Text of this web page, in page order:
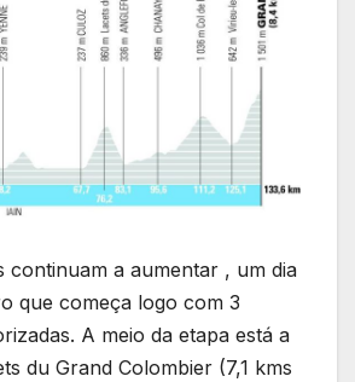
continuam a aumentar , um dia
que começa logo com 3
A meio da etapa está a
du Grand Colombier (7,1 kms